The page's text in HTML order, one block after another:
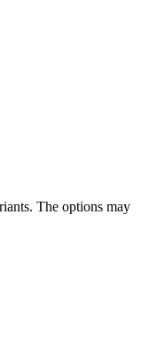
The options may